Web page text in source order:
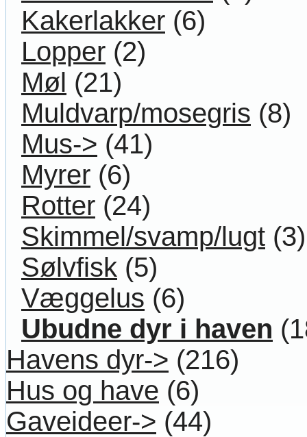
Kakerlakker (6)
Lopper (2)
Møl (21)
Muldvarp/mosegris (8)
Mus-> (41)
Myrer (6)
Rotter (24)
Skimmel/svamp/lugt (3)
Sølvfisk (5)
Væggelus (6)
Ubudne dyr i haven
Havens dyr-> (216)
Hus og have (6)
Gaveideer-> (44)